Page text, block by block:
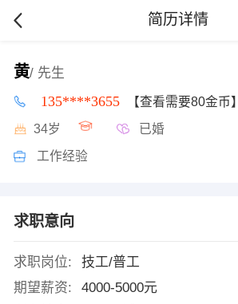
简历详情
黄/ 先生
135****3655 【查看需要80金币】
34岁 已婚
工作经验
求职意向
求职岗位:
技工/普工
期望薪资:
4000-5000元